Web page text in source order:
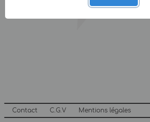
Contact C.G.V Mentions légales